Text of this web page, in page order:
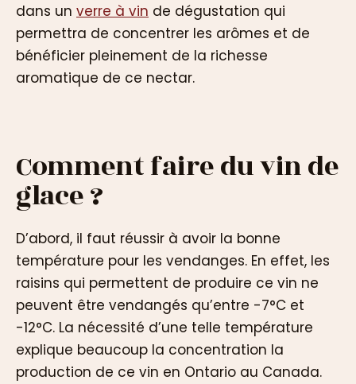
dans un verre à vin de dégustation qui
permettra de concentrer les arômes et de
bénéficier pleinement de la richesse
aromatique de ce nectar.
Comment faire du vin de
glace ?
D’abord, il faut réussir à avoir la bonne
température pour les vendanges. En effet, les
raisins qui permettent de produire ce vin ne
peuvent être vendangés qu’entre -7°C et
-12°C. La nécessité d’une telle température
explique beaucoup la concentration la
production de ce vin en Ontario au Canada.